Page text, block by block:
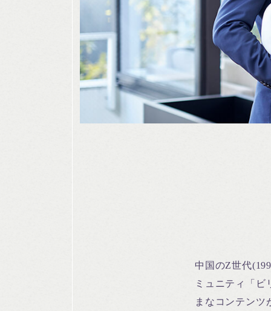
中国のZ世代
ミュニティ「
まなコンテンツ